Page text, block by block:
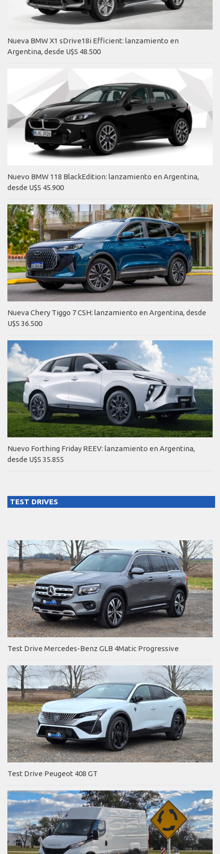
Nueva BMW X1 sDrive18i Efficient: lanzamiento en
Argentina, desde U$S 48.500
Nuevo BMW 118 BlackEdition: lanzamiento en Argentina,
desde U$S 45.900
Nueva Chery Tiggo 7 CSH: lanzamiento en Argentina, desde
U$S 36.500
Nuevo Forthing Friday REEV: lanzamiento en Argentina,
desde U$S 35.855
TEST DRIVES
Test Drive Mercedes-Benz GLB 4Matic Progressive
Test Drive Peugeot 408 GT